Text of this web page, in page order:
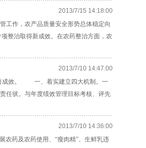
2013/7/15 14:18:00
作，农产品质量安全形势总体稳定向
整治取得新成效。在农药整治方面，农
2013/7/10 14:47:00
著成效。 一、着实建立四大机制。一
任状。与年度绩效管理目标考核、评先
2013/7/10 14:36:00
药及农药使用、“瘦肉精”、生鲜乳违